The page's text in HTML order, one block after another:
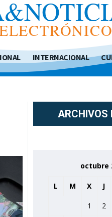
INTERNACIONAL
ARCHIVOS
octubre
L M X J
1 2